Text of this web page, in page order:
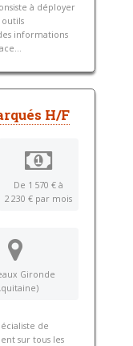
à déployer
informations
H/F
De 1 570 € à
2 230 € par mois
Gironde
de
sur tous les